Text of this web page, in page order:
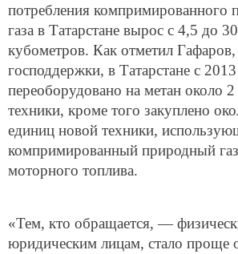
потребления компримированного
газа в Татарстане вырос с 4,5 до
кубометров. Как отметил
господдержки, в Татарстане с
переоборудовано на метан около
техники, кроме того закуплено
единиц новой техники,
компримированный природный газ
моторного топлива.
«Тем, кто обращается, —
юридическим лицам, стало проще